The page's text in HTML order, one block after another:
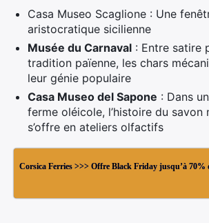
Casa Museo Scaglione : Une
aristocratique sicilienne
Musée du Carnaval : Entre satire
tradition païenne, les chars
leur génie populaire
Casa Museo del Sapone : Dans
ferme oléicole, l’histoire du savon
s’offre en ateliers olfactifs
Corsica Ferries >>> Offre Black Friday jusqu’à 70%